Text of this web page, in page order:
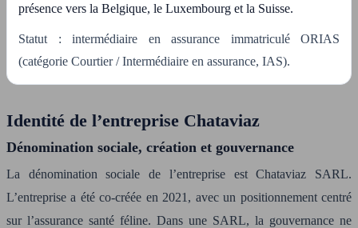
présence vers la Belgique, le Luxembourg et la Suisse.
Statut : intermédiaire en assurance immatriculé ORIAS
(catégorie Courtier / Intermédiaire en assurance, IAS).
Identité de l’entreprise Chataviaz
Dénomination sociale, création et gouvernance
La dénomination sociale de l’entreprise est Chataviaz SARL.
L’entreprise a été co-créée en 2021, avec un positionnement centré
sur l’assurance santé féline. Dans une SARL, la gouvernance ne